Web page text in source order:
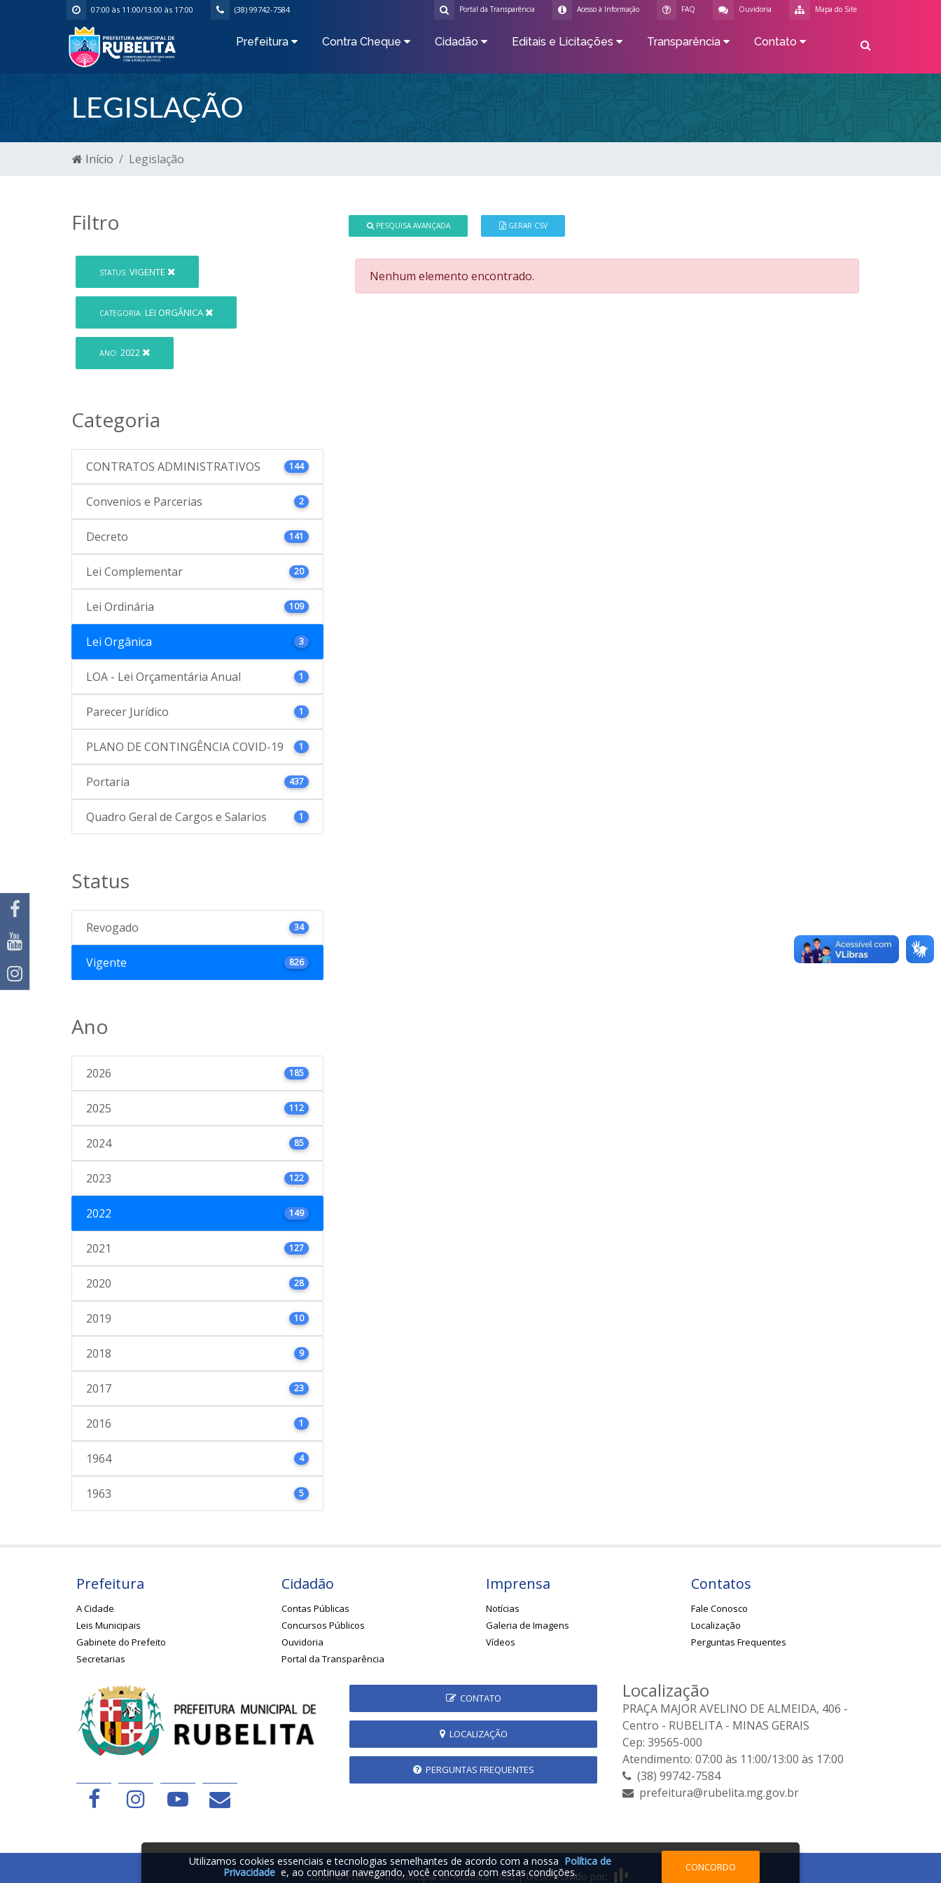
07:00 às 11:00/13:00 às 17:00 (38) 99742-7584 Mapa do Site
Ouvidoria
FAQ
Acesso à Informação
Portal da Transparência
Prefeitura Contra Cheque Cidadão Editais e Licitações Transparência Contato
LEGISLAÇÃO
Início Legislação
Filtro
STATUS: VIGENTE
CATEGORIA: LEI ORGÂNICA
ANO: 2022
Categoria
CONTRATOS ADMINISTRATIVOS 144
Convenios e Parcerias 2
Decreto 141
Lei Complementar 20
Lei Ordinária 109
Lei Orgânica 3
LOA - Lei Orçamentária Anual 1
Parecer Jurídico 1
PLANO DE CONTINGÊNCIA COVID-19 1
Portaria 437
Quadro Geral de Cargos e Salarios 1
Status
Revogado 34
Vigente 826
Ano
2026 185
2025 112
2024 85
2023 122
2022 149
2021 127
2020 28
2019 10
2018 9
2017 23
2016 1
1964 4
1963 5
PESQUISA AVANÇADA GERAR CSV
Nenhum elemento encontrado.
Prefeitura
A Cidade
Leis Municipais
Gabinete do Prefeito
Secretarias
Cidadão
Contas Públicas
Concursos Públicos
Ouvidoria
Portal da Transparência
Imprensa
Notícias
Galeria de Imagens
Vídeos
Contatos
Fale Conosco
Localização
Perguntas Frequentes
CONTATO
LOCALIZAÇÃO
PERGUNTAS FREQUENTES
Localização
PRAÇA MAJOR AVELINO DE ALMEIDA, 406 -
Centro - RUBELITA - MINAS GERAIS
Cep: 39565-000
Atendimento: 07:00 às 11:00/13:00 às 17:00
(38) 99742-7584
prefeitura@rubelita.mg.gov.br
2026 © Prefeitura Municipal de Rubelita - MG | Desenvolvido por:
Utilizamos cookies essenciais e tecnologias semelhantes de acordo com a nossa Política de
Privacidade e, ao continuar navegando, você concorda com estas condições. CONCORDO